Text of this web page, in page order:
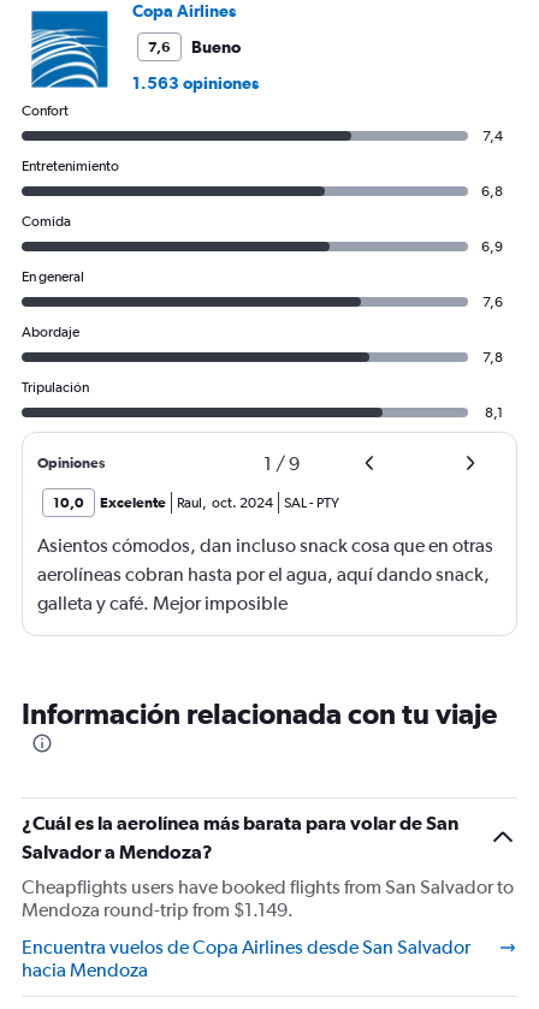
Copa Airlines
7,6
Bueno
1.563 opiniones
Confort
7,4
Entretenimiento
6,8
Comida
6,9
En general
7,6
Abordaje
7,8
Tripulación
8,1
Opiniones 1 /9
10,0 Excelente Raul, oct. 2024 SAL- PTY
Asientos cómodos, dan incluso snack cosa que en otras
aerolíneas cobran hasta por el agua, aquí dando snack,
galleta y café. Mejor imposible
Información relacionada con tu viaje
¿Cuál es la aerolínea más barata para volar de San
Salvador a Mendoza?
Cheapflights users have booked flights from San Salvador to
Mendoza round-trip from $1.149.
Encuentra vuelos de Copa Airlines desde San Salvador
hacia Mendoza